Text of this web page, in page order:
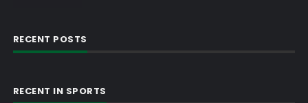
RECENT POSTS
RECENT IN SPORTS